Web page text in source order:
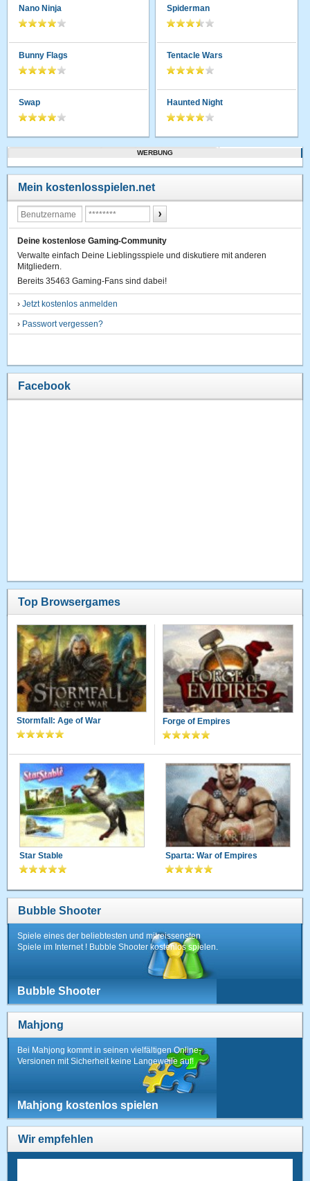
Nano Ninja
Bunny Flags
Swap
Spiderman
Tentacle Wars
Haunted Night
WERBUNG
Mein kostenlosspielen.net
Deine kostenlose Gaming-Community
Verwalte einfach Deine Lieblingsspiele und diskutiere mit anderen
Mitgliedern.
Bereits 35463 Gaming-Fans sind dabei!
›Jetzt kostenlos anmelden
› Passwort vergessen?
Facebook
Top Browsergames
Stormfall: Age of War Forge of Empires
Star Stable Sparta: War of Empires
Bubble Shooter
Spiele eines der beliebtesten und mitreissensten
Spiele im Internet ! Bubble Shooter kostenlos spielen.
Bubble Shooter
Mahjong
Bei Mahjong kommt in seinen vielfältigen Online-
Versionen mit Sicherheit keine Langeweile auf!
Mahjong kostenlos spielen
Wir empfehlen